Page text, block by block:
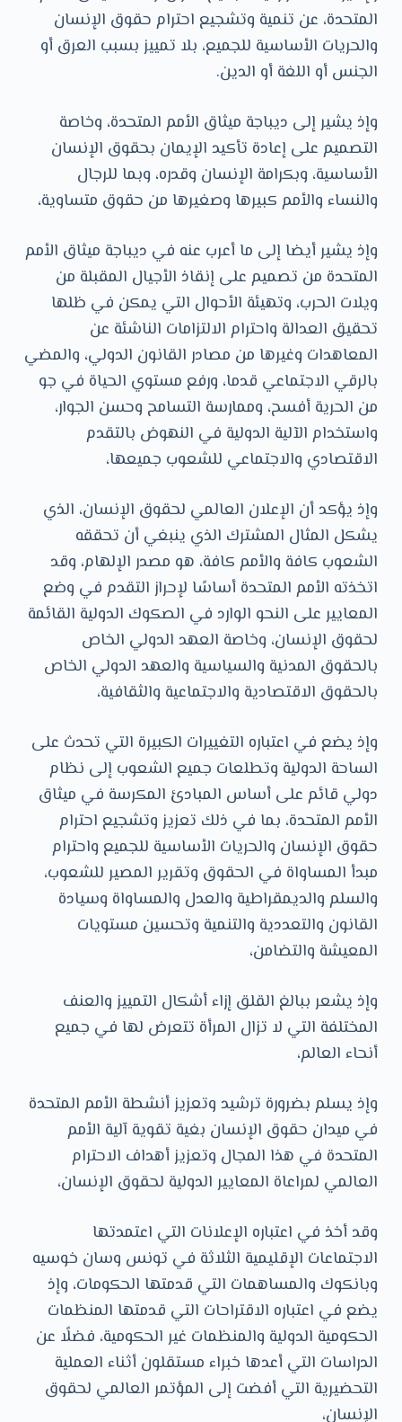
المتحدة، عن تنمية وتشجيع احترام حقوق الإنسان
والحريات الأساسية للجميع، بلا تمييز بسبب العرق أو
الجنس أو اللغة أو الدين.
وإذ يشير إلى ديباجة ميثاق الأمم المتحدة، وخاصة
التصميم على إعادة تأكيد الإيمان بحقوق الإنسان
الأساسية، وبكرامة الإنسان وقدره، وبما للرجال
والنساء والأمم كبيرها وصغيرها من حقوق متساوية،
وإذ يشير أيضا إلى ما أعرب عنه في ديباجة ميثاق الأمم
المتحدة من تصميم على إنقاذ الأجيال المقبلة من
ويلات الحرب، وتهيئة الأحوال التي يمكن في ظلها
تحقيق العدالة واحترام الالتزامات الناشئة عن
المعاهدات وغيرها من مصادر القانون الدولي، والمضي
بالرقي الاجتماعي قدما، ورفع مستوي الحياة في جو
من الحرية أفسح، وممارسة التسامح وحسن الجوار،
واستخدام الآلية الدولية في النهوض بالتقدم
الاقتصادي والاجتماعي للشعوب جميعها،
وإذ يؤكد أن الإعلان العالمي لحقوق الإنسان، الذي
يشكل المثال المشترك الذي ينبغي أن تحققه
الشعوب كافة والأمم كافة، هو مصدر الإلهام، وقد
اتخذته الأمم المتحدة أساسًا لإحراز التقدم في وضع
المعايير على النحو الوارد في الصكوك الدولية القائمة
لحقوق الإنسان، وخاصة العهد الدولي الخاص
بالحقوق المدنية والسياسية والعهد الدولي الخاص
بالحقوق الاقتصادية والاجتماعية والثقافية،
وإذ يضع في اعتباره التغييرات الكبيرة التي تحدث على
الساحة الدولية وتطلعات جميع الشعوب إلى نظام
دولي قائم على أساس المبادئ المكرسة في ميثاق
الأمم المتحدة، بما في ذلك تعزيز وتشجيع احترام
حقوق الإنسان والحريات الأساسية للجميع واحترام
مبدأ المساواة في الحقوق وتقرير المصير للشعوب،
والسلم والديمقراطية والعدل والمساواة وسيادة
القانون والتعددية والتنمية وتحسين مستويات
المعيشة والتضامن،
وإذ يشعر ببالغ القلق إزاء أشكال التمييز والعنف
المختلفة التي لا تزال المرأة تتعرض لها في جميع
أنحاء العالم،
وإذ يسلم بضرورة ترشيد وتعزيز أنشطة الأمم المتحدة
في ميدان حقوق الإنسان بغية تقوية آلية الأمم
المتحدة في هذا المجال وتعزيز أهداف الاحترام
العالمي لمراعاة المعايير الدولية لحقوق الإنسان،
وقد أخذ في اعتباره الإعلانات التي اعتمدتها
الاجتماعات الإقليمية الثلاثة في تونس وسان خوسيه
وبانكوك والمساهمات التي قدمتها الحكومات، وإذ
يضع في اعتباره الاقتراحات التي قدمتها المنظمات
الحكومية الدولية والمنظمات غير الحكومية، فضلًا عن
الدراسات التي أعدها خبراء مستقلون أثناء العملية
التحضيرية التي أفضت إلى المؤتمر العالمي لحقوق
الإنسان،